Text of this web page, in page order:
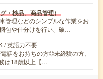
・検品、商品管理）
管理などのシンプルな作業をお
包や仕分けを行い、破…
/ 英語力不要
話をお持ちの方◎未経験の方、
は18歳以上【…